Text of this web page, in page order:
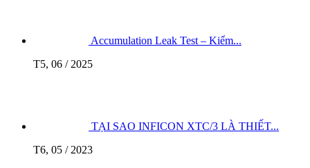
Accumulation Leak Test – Kiểm...
T5, 06 / 2025
TẠI SAO INFICON XTC/3 LÀ THIẾT...
T6, 05 / 2023